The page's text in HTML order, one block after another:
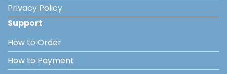
Privacy Policy
Support
How to Order
How to Payment